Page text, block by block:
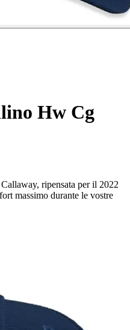
Hw Cg
ripensata per il 2022
massimo durante le vostre